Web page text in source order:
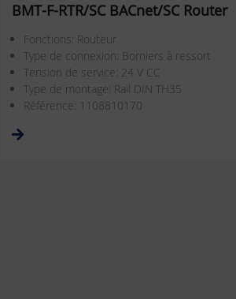
BMT-F-RTR/SC BACnet/SC Router
Fonctions: Routeur
Type de connexion: Borniers à ressort
Tension de service: 24 V CC
Type de montage: Rail DIN TH35
Référence: 1108810170